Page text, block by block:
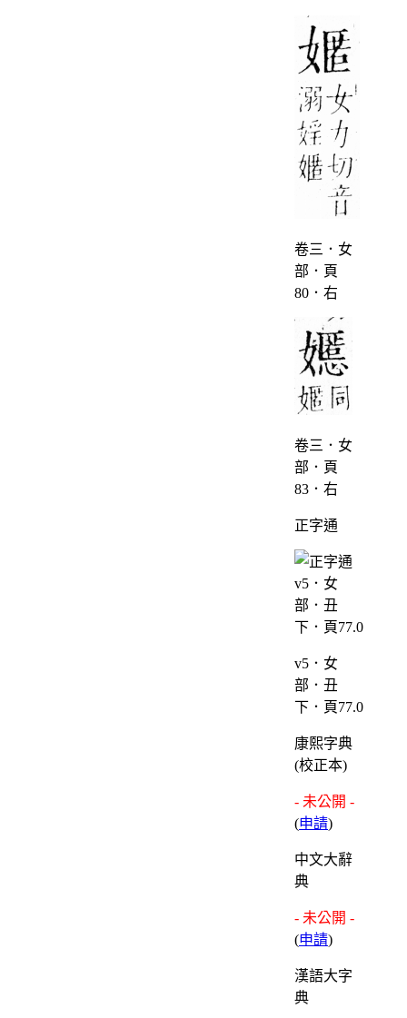
卷三．女
部．頁
80．右
卷三．女
部．頁
83．右
正字通
v5．女
部．丑
下．頁77.0
康熙字典
(校正本)
- 未公開 -
(申請)
中文大辭
典
- 未公開 -
(申請)
漢語大字
典